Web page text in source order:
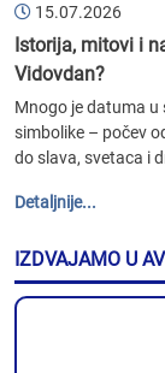
15.07.2026
Istorija, mitovi i
Vidovdan?
Mnogo je datuma u
simbolike – počev
do slava, svetaca i
Detaljnije...
IZDVAJAMO U